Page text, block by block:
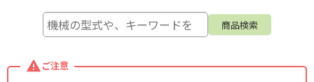
ご注意